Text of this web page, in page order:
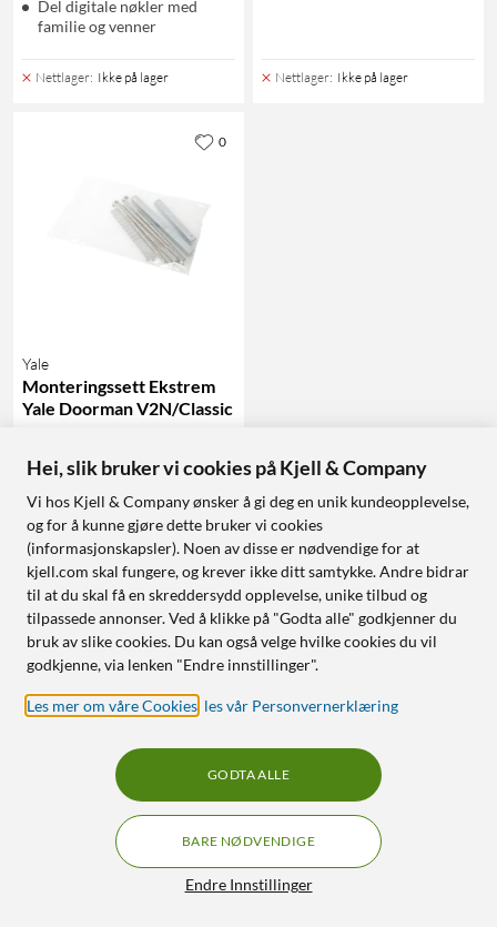
Del digitale nøkler med
familie og venner
Nettlager: Ikke på lager Nettlager: Ikke på lager
Yale
Monteringssett Ekstrem
Yale Doorman V2N/Classic
32990
For V2N/Classic
Reservedel
Nettlager : Ikke på lager
0
Bli medlem hos
Kjell & Company
Bli medlem og få ekstra bra medlemspriser, poeng på alt
du handler og 100 dagers åpent kjøp. Medlemskapet ditt
er helt digitalt – praktisk og kortløst!
Les mer om medlemskapet
Hei, slik bruker vi cookies på Kjell & Company
Vi hos Kjell & Company ønsker å gi deg en unik kundeopplevelse,
og for å kunne gjøre dette bruker vi cookies
(informasjonskapsler). Noen av disse er nødvendige for at
kjell.com skal fungere, og krever ikke ditt samtykke. Andre bidrar
til at du skal få en skreddersydd opplevelse, unike tilbud og
tilpassede annonser. Ved å klikke på "Godta alle" godkjenner du
bruk av slike cookies. Du kan også velge hvilke cookies du vil
godkjenne, via lenken "Endre innstillinger".
Les mer om våre Cookies les vår Personvernerklæring
Endre Innstillinger
BARE NØDVENDIGE
GODTA ALLE